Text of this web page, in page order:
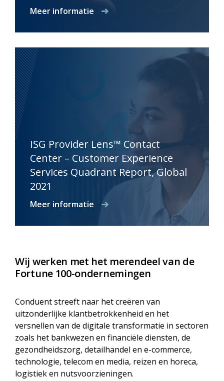
Meer informatie
ISG Provider Lens™ Contact
Center – Customer Experience
Services Quadrant Report, Global
2021
Meer informatie
Wij werken met het merendeel van de
Fortune 100-ondernemingen
Conduent streeft naar het creëren van
uitzonderlijke klantbetrokkenheid en het
versnellen van de digitale transformatie in sectoren
zoals het bankwezen en financiële diensten, de
gezondheidszorg, detailhandel en e-commerce,
technologie, telecom en media, reizen en horeca,
logistiek en nutsvoorzieningen.